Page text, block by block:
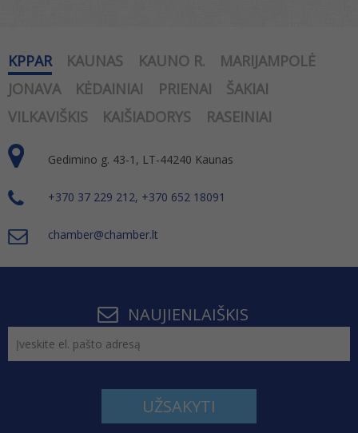
KPPAR KAUNAS KAUNO R.
MARIJAMPOLĖ
JONAVA
KĖDAINIAI PRIENAI
ŠAKIAI
VILKAVIŠKIS
KAIŠIADORYS RASEINIAI
Gedimino g. 43-1, LT-44240 Kaunas
+370 37 229 212, +370 652 18091
chamber@chamber.lt
NAUJIENLAIŠKIS
UŽSAKYTI